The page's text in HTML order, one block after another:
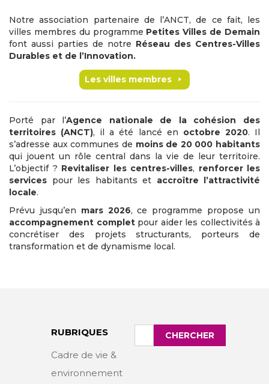
Notre association partenaire de l’ANCT, de ce fait, les
villes membres du programme Petites Villes de Demain
font aussi parties de notre Réseau des Centres-Villes
Durables et de l’Innovation.
Les villes membres
Porté par l’Agence nationale de la cohésion des
territoires (ANCT), il a été lancé en octobre 2020. Il
s’adresse aux communes de moins de 20 000 habitants
qui jouent un rôle central dans la vie de leur territoire.
L’objectif ? Revitaliser les centres-villes, renforcer les
services pour les habitants et accroître l’attractivité
locale.
Prévu jusqu’en mars 2026, ce programme propose un
accompagnement completpour aider les collectivités à
concrétiser des projets structurants, porteurs de
transformation et de dynamisme local.
RUBRIQUES
Cadre de vie &
environnement
Rechercher
:
CHERCHER